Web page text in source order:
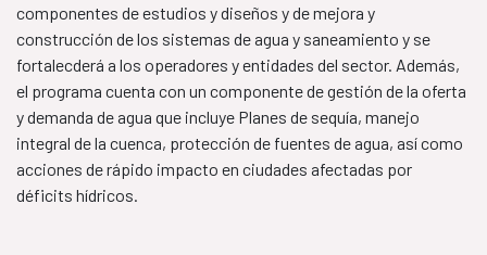
componentes de estudios y diseños y de mejora y
construcción de los sistemas de agua y saneamiento y se
fortalecderá a los operadores y entidades del sector. Además,
el programa cuenta con un componente de gestión de la oferta
y demanda de agua que incluye Planes de sequía, manejo
integral de la cuenca, protección de fuentes de agua, así como
acciones de rápido impacto en ciudades afectadas por
déficits hídricos.